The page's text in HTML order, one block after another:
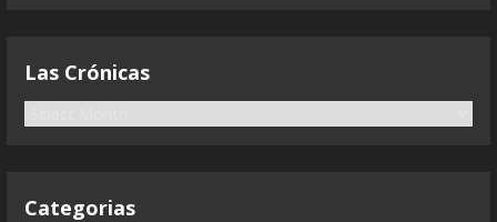
parte-3-liarla-parda-audios-
Qanon que ha canibalizado
Las Crónicas
C
Categorias